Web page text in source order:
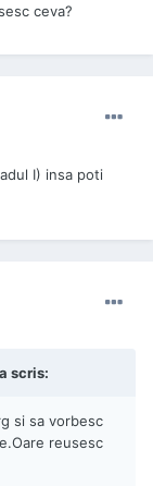
ceva?
I) insa poti
scris:
si sa vorbesc
reusesc